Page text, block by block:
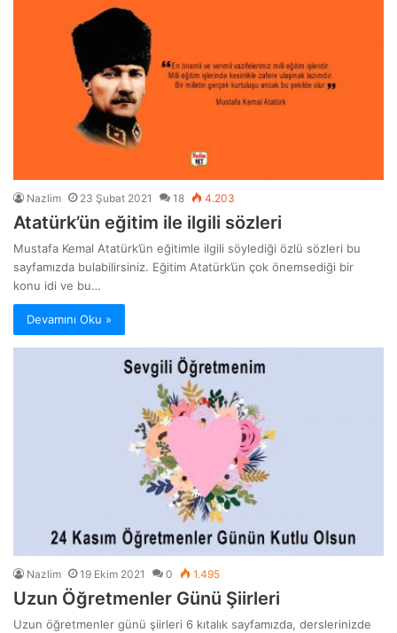
Nazlim 23 Şubat 2021 18 4.203
Atatürk’ün eğitim ile ilgili sözleri
Mustafa Kemal Atatürk’ün eğitimle ilgili söylediği özlü sözleri bu
sayfamızda bulabilirsiniz. Eğitim Atatürk’ün çok önemsediği bir
konu idi ve bu…
Devamını Oku »
Nazlim 19 Ekim 2021 0 1.495
Uzun Öğretmenler Günü Şiirleri
Uzun öğretmenler günü şiirleri 6 kıtalık sayfamızda, derslerinizde